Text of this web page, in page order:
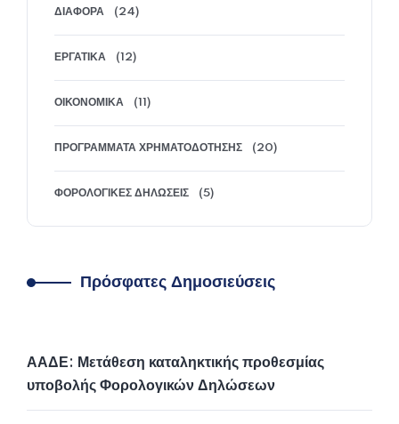
ΔΙΆΦΟΡΑ (24)
ΕΡΓΑΤΙΚΆ (12)
ΟΙΚΟΝΟΜΙΚΆ (11)
ΠΡΟΓΡΆΜΜΑΤΑ ΧΡΗΜΑΤΟΔΌΤΗΣΗΣ (20)
ΦΟΡΟΛΟΓΙΚΈΣ ΔΗΛΏΣΕΙΣ (5)
Πρόσφατες Δημοσιεύσεις
ΑΑΔΕ: Μετάθεση καταληκτικής προθεσμίας
υποβολής Φορολογικών Δηλώσεων